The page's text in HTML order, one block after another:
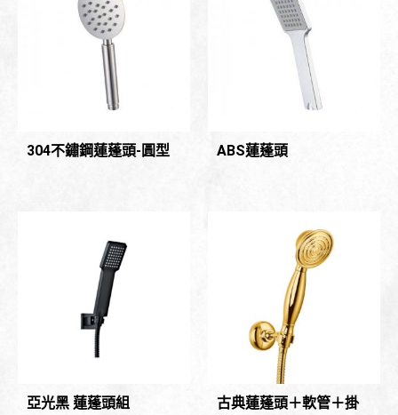
304不鏽鋼蓮蓬頭-圓型 ABS蓮蓬頭
亞光黑 蓮蓬頭組
古典蓮蓬頭＋軟管＋掛